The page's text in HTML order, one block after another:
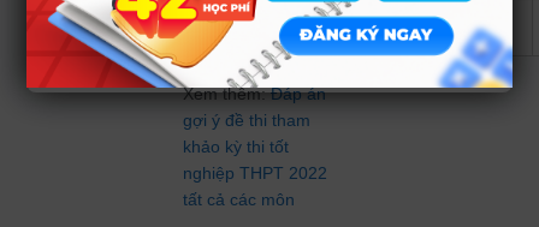
90 D 100 B
Xem thêm:Đáp án
gợi ý đề thi tham
khảo kỳ thi tốt
nghiệp THPT 2022
tất cả các môn